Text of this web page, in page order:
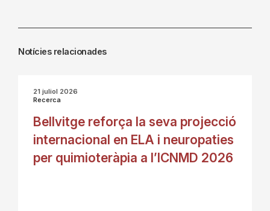
Notícies relacionades
21 juliol 2026
Recerca
Bellvitge reforça la seva projecció
internacional en ELA i neuropaties
per quimioteràpia a l’ICNMD 2026